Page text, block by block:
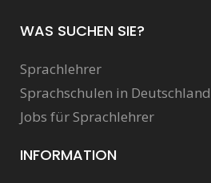
WAS SUCHEN SIE?
Sprachlehrer
Sprachschulen in Deutschland
Jobs für Sprachlehrer
INFORMATION